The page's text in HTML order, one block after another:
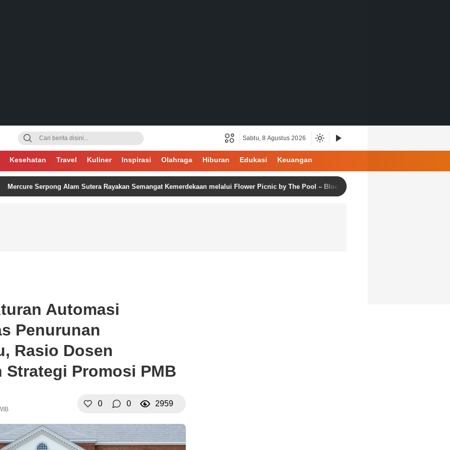
Sabtu, 8 Agustus 2026
Kesehatan Travel Kuliner Inspirasi Olahraga Hiburan Edukasi Keuangan
Serpong Alam Sutera Rayakan Semangat Kemerdekaan melalui Flower Picnic by The Pool – Bloom & Balance Series Vol. 2
Automasi
Penurunan
Rasio Dosen
Strategi Promosi PMB
0 0 2959